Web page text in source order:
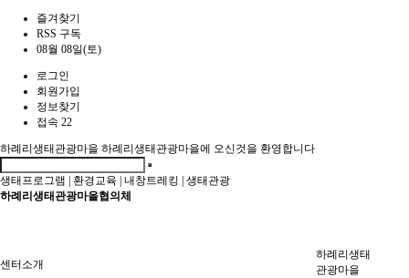
즐겨찾기
RSS 구독
08월 08일(토)
로그인
회원가입
정보찾기
접속 22
하례리생태관광마을 하례리생태관광마을에 오신것을 환영합니다
생태프로그램 환경교육 내창트레킹
생태관광
하례리생태관광마을협의체
센터소개
하례리생태
관광마을